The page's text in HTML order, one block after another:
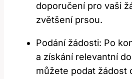
doporučení pro vaši
zvětšení prsou.
Podání žádosti: Po
a získání relevantní
můžete podat žádost